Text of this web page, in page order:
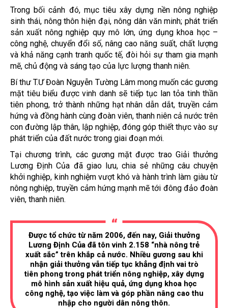
Trong bối cảnh đó, mục tiêu xây dựng nền nông nghiệp
sinh thái, nông thôn hiện đại, nông dân văn minh; phát triển
sản xuất nông nghiệp quy mô lớn, ứng dụng khoa học –
công nghệ, chuyển đổi số, nâng cao năng suất, chất lượng
và khả năng cạnh tranh quốc tế, đòi hỏi sự tham gia mạnh
mẽ, chủ động và sáng tạo của lực lượng thanh niên.
Bí thư T.Ư Đoàn Nguyễn Tường Lâm mong muốn các gương
mặt tiêu biểu được vinh danh sẽ tiếp tục lan tỏa tinh thần
tiên phong, trở thành những hạt nhân dẫn dắt, truyền cảm
hứng và đồng hành cùng đoàn viên, thanh niên cả nước trên
con đường lập thân, lập nghiệp, đóng góp thiết thực vào sự
phát triển của đất nước trong giai đoạn mới.
Tại chương trình, các gương mặt được trao Giải thưởng
Lương Định Của đã giao lưu, chia sẻ những câu chuyện
khởi nghiệp, kinh nghiệm vượt khó và hành trình làm giàu từ
nông nghiệp, truyền cảm hứng mạnh mẽ tới đông đảo đoàn
viên, thanh niên.
Được tổ chức từ năm 2006, đến nay, Giải thưởng
Lương Định Của đã tôn vinh 2.158 “nhà nông trẻ
xuất sắc” trên khắp cả nước. Nhiều gương sau khi
nhận giải thưởng vẫn tiếp tục khẳng định vai trò
tiên phong trong phát triển nông nghiệp, xây dựng
mô hình sản xuất hiệu quả, ứng dụng khoa học
công nghệ, tạo việc làm và góp phần nâng cao thu
nhập cho người dân nông thôn.